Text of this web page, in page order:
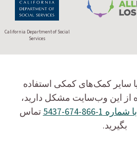
California Department of Social
Services
سایر کمک‌های کمکی استفاده
از این وب‌سایت مشکل دارید،
با شماره 1-866-674-5437
تماس
بگیرید.